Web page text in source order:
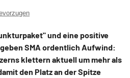
und eine positive
SMA ordentlich Aufwind:
klettern aktuell um mehr als
den Platz an der Spitze